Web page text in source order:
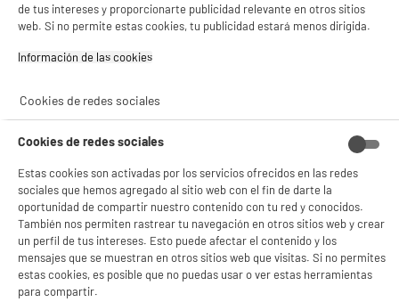
ENVÍO Y RECOGIDA
Envío a domicilio: 3 - 5 días laborables
ESTAMOS EN CONTACTO
¡DESCARGA NUESTRA APP!
¡SUSCRÍBETE A NUESTRA NEWSLETTER!
de tus intereses y proporcionarte publicidad relevante en otros sitios
web. Si no permite estas cookies, tu publicidad estará menos dirigida.
Información de las cookies‎
Cookies de redes sociales
Cookies de redes sociales
Estas cookies son activadas por los servicios ofrecidos en las redes
sociales que hemos agregado al sitio web con el fin de darte la
oportunidad de compartir nuestro contenido con tu red y conocidos.
También nos permiten rastrear tu navegación en otros sitios web y crear
un perfil de tus intereses. Esto puede afectar el contenido y los
mensajes que se muestran en otros sitios web que visitas. Si no permites
estas cookies, es posible que no puedas usar o ver estas herramientas
para compartir.